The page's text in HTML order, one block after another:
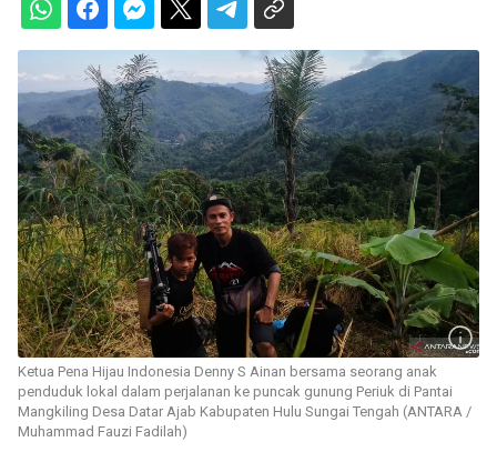
Ketua Pena Hijau Indonesia Denny S Ainan bersama seorang anak
penduduk lokal dalam perjalanan ke puncak gunung Periuk di Pantai
Mangkiling Desa Datar Ajab Kabupaten Hulu Sungai Tengah (ANTARA /
Muhammad Fauzi Fadilah)